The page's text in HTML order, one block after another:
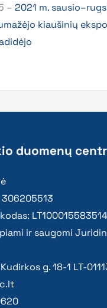
– 2021 m.
kiaušinių
duomenų
LT100015583514
ir saugomi
g. 18-1 LT-